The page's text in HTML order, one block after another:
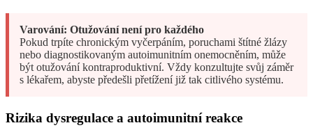
Varování: Otužování není pro každého
Pokud trpíte chronickým vyčerpáním, poruchami štítné žlázy
nebo diagnostikovaným autoimunitním onemocněním, může
být otužování kontraproduktivní. Vždy konzultujte svůj záměr
s lékařem, abyste předešli přetížení již tak citlivého systému.
Rizika dysregulace a autoimunitní reakce